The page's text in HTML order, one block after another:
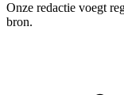
Onze redactie voegt
bron.